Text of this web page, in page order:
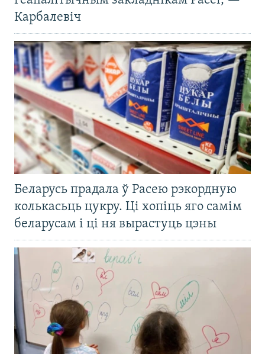
Карбалевіч
Беларусь прадала ў Расею рэкордную
колькасьць цукру. Ці хопіць яго самім
беларусам і ці ня вырастуць цэны